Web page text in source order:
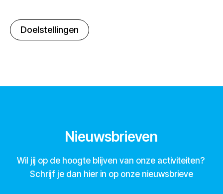
Doelstellingen
Nieuwsbrieven
Wil jij op de hoogte blijven van onze activiteiten?
Schrijf je dan hier in op onze nieuwsbrieve